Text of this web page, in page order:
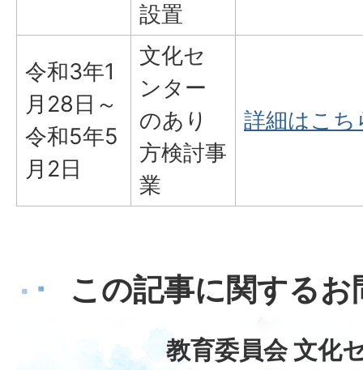
設置
令和3年1
月28日～
令和5年5
月2日
文化セ
ンター
のあり
方検討事
業
詳細はこち
この記事に関する
教育委員会 文化